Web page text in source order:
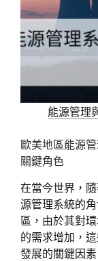
能源管理
歐美地區能源
關鍵角色
在當今世界，
源管理系統的
區，由於其對
的需求增加，
發展的關鍵因素